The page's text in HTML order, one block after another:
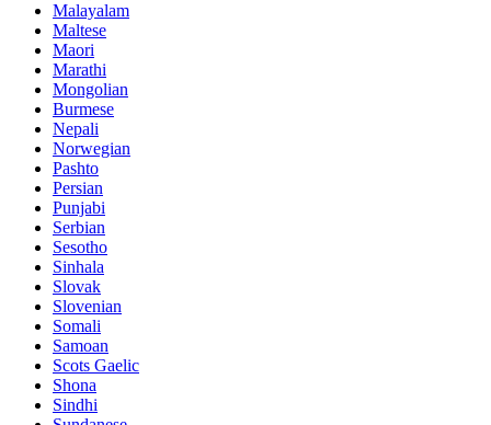
Malayalam
Maltese
Maori
Marathi
Mongolian
Burmese
Nepali
Norwegian
Pashto
Persian
Punjabi
Serbian
Sesotho
Sinhala
Slovak
Slovenian
Somali
Samoan
Scots Gaelic
Shona
Sindhi